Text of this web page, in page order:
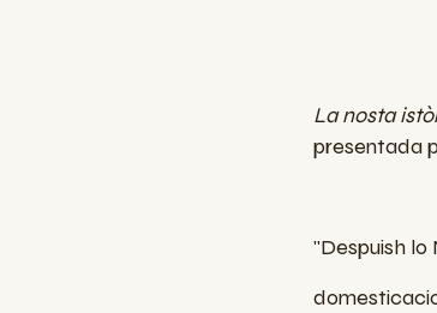
La nosta
presentada
"Despuish lo